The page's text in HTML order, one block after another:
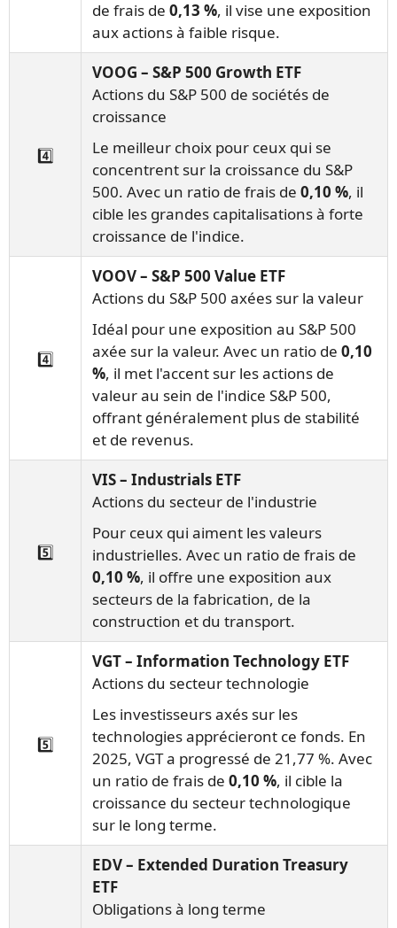
de frais de 0,13 %, il vise une exposition
aux actions à faible risque.
4️⃣
VOOG – S&P 500 Growth ETF
Actions du S&P 500 de sociétés de
croissance
Le meilleur choix pour ceux qui se
concentrent sur la croissance du S&P
500. Avec un ratio de frais de 0,10 %, il
cible les grandes capitalisations à forte
croissance de l'indice.
4️⃣
VOOV – S&P 500 Value ETF
Actions du S&P 500 axées sur la valeur
Idéal pour une exposition au S&P 500
axée sur la valeur. Avec un ratio de 0,10
%, il met l'accent sur les actions de
valeur au sein de l'indice S&P 500,
offrant généralement plus de stabilité
et de revenus.
5️⃣
VIS – Industrials ETF
Actions du secteur de l'industrie
Pour ceux qui aiment les valeurs
industrielles. Avec un ratio de frais de
0,10 %, il offre une exposition aux
secteurs de la fabrication, de la
construction et du transport.
5️⃣
VGT – Information Technology ETF
Actions du secteur technologie
Les investisseurs axés sur les
technologies apprécieront ce fonds. En
2025, VGT a progressé de 21,77 %. Avec
un ratio de frais de 0,10 %, il cible la
croissance du secteur technologique
sur le long terme.
EDV – Extended Duration Treasury
ETF
Obligations à long terme